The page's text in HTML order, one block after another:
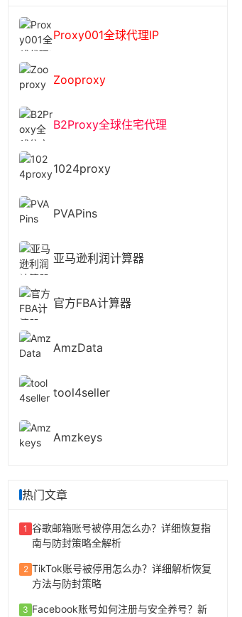
Proxy001全球代理IP
Zooproxy
B2Proxy全球住宅代理
1024proxy
PVAPins
亚马逊利润计算器
官方FBA计算器
AmzData
tool4seller
Amzkeys
热门文章
1 谷歌邮箱账号被停用怎么办？详细恢复指
南与防封策略全解析
2 TikTok账号被停用怎么办？详细解析恢复
方法与防封策略
3 Facebook账号如何注册与安全养号？新